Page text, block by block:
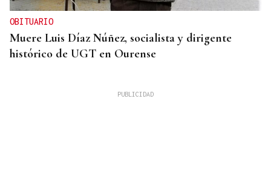
OBITUARIO
Muere Luis Díaz Núñez, socialista y dirigente
histórico de UGT en Ourense